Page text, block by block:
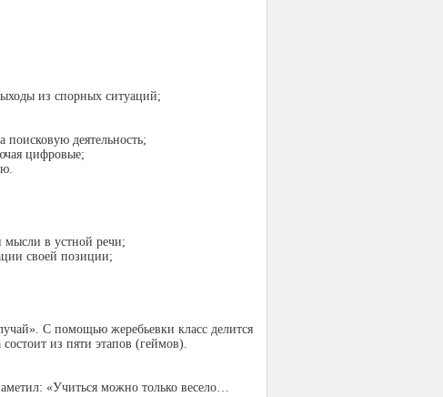
из спорных ситуаций;
деятельность;
цифровые;
мысли в устной речи;
своей позиции;
С помощью жеребьевки класс делится
из пяти этапов (геймов).
«Учиться можно только весело…